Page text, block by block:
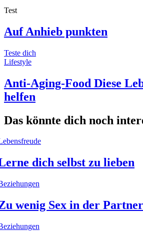
Test
Auf Anhieb punkten
Teste dich
Lifestyle
Anti-Aging-Food Diese
helfen
Das könnte dich noch
dich selbst zu lieben
wenig Sex in der